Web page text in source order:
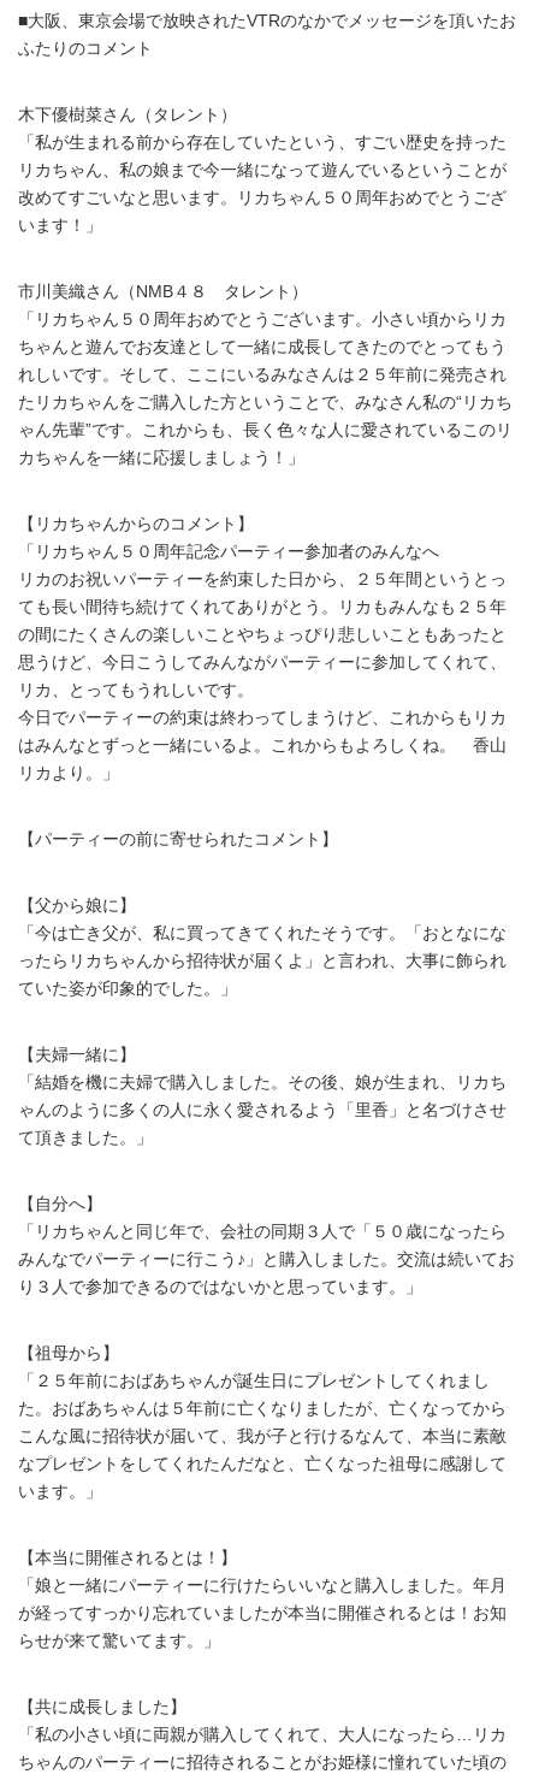
■大阪、東京会場で放映されたVTRのなかでメッセージを頂いたお
ふたりのコメント
木下優樹菜さん（タレント）
「私が生まれる前から存在していたという、すごい歴史を持った
リカちゃん、私の娘まで今一緒になって遊んでいるということが
改めてすごいなと思います。リカちゃん５０周年おめでとうござ
います！」
市川美織さん（NMB４８ タレント）
「リカちゃん５０周年おめでとうございます。小さい頃からリカ
ちゃんと遊んでお友達として一緒に成長してきたのでとってもう
れしいです。そして、ここにいるみなさんは２５年前に発売され
たリカちゃんをご購入した方ということで、みなさん私の“リカち
ゃん先輩”です。これからも、長く色々な人に愛されているこのリ
カちゃんを一緒に応援しましょう！」
【リカちゃんからのコメント】
「リカちゃん５０周年記念パーティー参加者のみんなへ
リカのお祝いパーティーを約束した日から、２５年間というとっ
ても長い間待ち続けてくれてありがとう。リカもみんなも２５年
の間にたくさんの楽しいことやちょっぴり悲しいこともあったと
思うけど、今日こうしてみんながパーティーに参加してくれて、
リカ、とってもうれしいです。
今日でパーティーの約束は終わってしまうけど、これからもリカ
はみんなとずっと一緒にいるよ。これからもよろしくね。 香山
リカより。」
【パーティーの前に寄せられたコメント】
【父から娘に】
「今は亡き父が、私に買ってきてくれたそうです。「おとなにな
ったらリカちゃんから招待状が届くよ」と言われ、大事に飾られ
ていた姿が印象的でした。」
【夫婦一緒に】
「結婚を機に夫婦で購入しました。その後、娘が生まれ、リカち
ゃんのように多くの人に永く愛されるよう「里香」と名づけさせ
て頂きました。」
【自分へ】
「リカちゃんと同じ年で、会社の同期３人で「５０歳になったら
みんなでパーティーに行こう♪」と購入しました。交流は続いてお
り３人で参加できるのではないかと思っています。」
【祖母から】
「２５年前におばあちゃんが誕生日にプレゼントしてくれまし
た。おばあちゃんは５年前に亡くなりましたが、亡くなってから
こんな風に招待状が届いて、我が子と行けるなんて、本当に素敵
なプレゼントをしてくれたんだなと、亡くなった祖母に感謝して
います。」
【本当に開催されるとは！】
「娘と一緒にパーティーに行けたらいいなと購入しました。年月
が経ってすっかり忘れていましたが本当に開催されるとは！お知
らせが来て驚いてます。」
【共に成長しました】
「私の小さい頃に両親が購入してくれて、大人になったら…リカ
ちゃんのパーティーに招待されることがお姫様に憧れていた頃の